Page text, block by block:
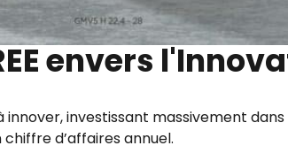
envers
innover, investissant massivement
d’affaires annuel.